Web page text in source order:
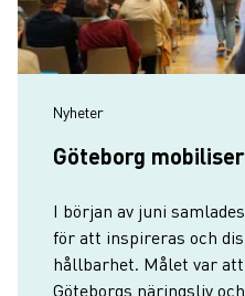
Nyheter
Göteborg
I början av juni
för att inspireras och
hållbarhet. Målet var
Göteborgs näringsliv